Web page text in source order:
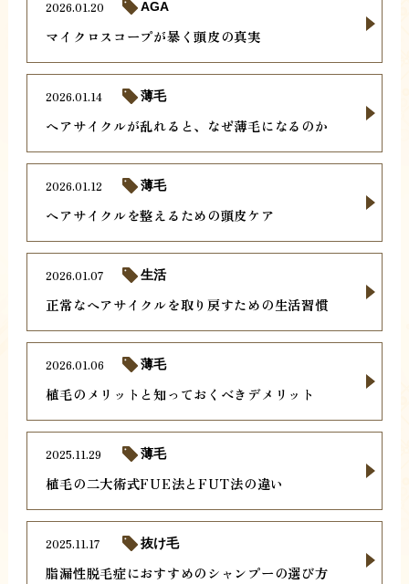
マイクロスコープが暴く頭皮の真実
2026.01.20 AGA
ヘアサイクルが乱れると、なぜ薄毛になるのか
2026.01.14 薄毛
ヘアサイクルを整えるための頭皮ケア
2026.01.12 薄毛
正常なヘアサイクルを取り戻すための生活習慣
2026.01.07 生活
植毛のメリットと知っておくべきデメリット
2026.01.06 薄毛
植毛の二大術式FUE法とFUT法の違い
2025.11.29 薄毛
脂漏性脱毛症におすすめのシャンプーの選び方
2025.11.17 抜け毛